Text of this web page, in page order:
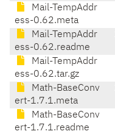
Mail-TempAddr
ess-0.62.meta
Mail-TempAddr
ess-0.62.readme
Mail-TempAddr
ess-0.62.tar.gz
Math-BaseConv
ert-1.7.1.meta
Math-BaseConv
ert-1.7.1.readme